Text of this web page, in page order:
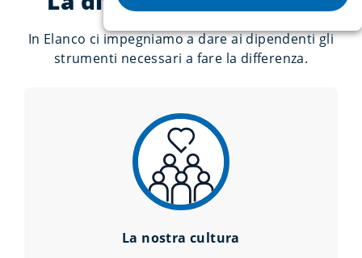
In Elanco ci impegniamo a dare ai dipendenti gli
strumenti necessari a fare la differenza.
La nostra cultura